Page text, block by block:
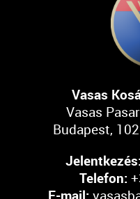
Vasas
Vasas
Budapest,
Jelentkezés:
Telefon:
E-mail: